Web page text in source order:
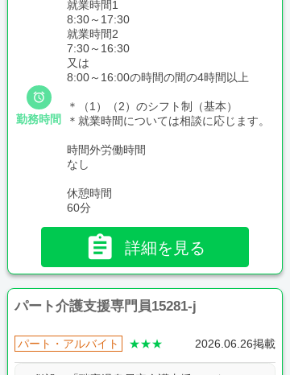

勤務時間
就業時間1
8:30～17:30
就業時間2
7:30～16:30
又は
8:00～16:00の時間の間の4時間以上
＊（1）（2）のシフト制（基本）
＊就業時間については相談に応じます。
時間外労働時間
なし
休憩時間
60分
 詳細を見る
パート介護支援専門員15281-j
パート・アルバイト ★★★ 2026.06.26掲載